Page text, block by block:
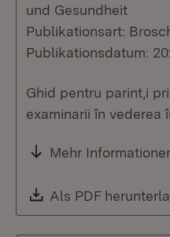
und Gesundheit
Publikationsart:
Publikationsdatum:
Ghid pentru parint,i
examinarii în vederea
Mehr
Download:
Als PDF